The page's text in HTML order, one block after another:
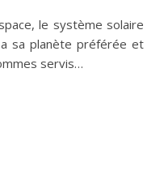
le système solaire
sa planète préférée et
servis…